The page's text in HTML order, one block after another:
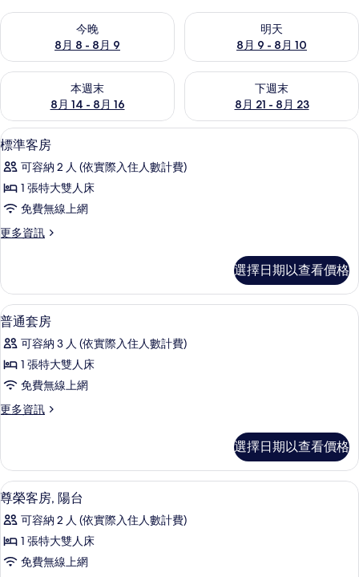
今晚
8月 8 - 8月 9
查看今晚 (8月 8 - 8月 9) 的供應情況
明天
8月 9 - 8月 10
查看明天 (8月 9 - 8月 10) 的供
本週末
8月 14 - 8月 16
查看本週末 (8月 14 - 8月 16) 的供應情況
下週末
8月 21 - 8月 23
查看下週末 (8月 21 - 8月 23)
顯
示
標
準
房
所
有
相
片
低過敏寢具、客房內保險箱、遮光布/
8
標準客房
可容納 2 人 (依實際入住人數計費)
1 張特大雙人床
免費無線上網
更多資訊
更
客
房
的
詳
情
選擇日期以查看價格
顯
示
普
通
房
所
有
相
片
普通套房 | 低過敏寢具、客房內保險
10
普通套房
可容納 3 人 (依實際入住人數計費)
1 張特大雙人床
免費無線上網
更多資訊
更
套
房
的
詳
情
選擇日期以查看價格
顯
示
尊
榮
低過敏寢具、客房內保險箱、遮光布/
4
尊榮客房, 陽台
可容納 2 人 (依實際入住人數計費)
1 張特大雙人床
免費無線上網